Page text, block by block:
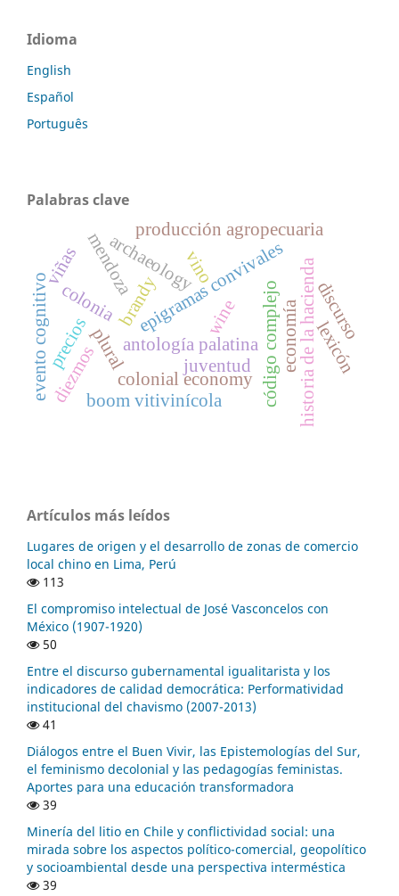
Idioma
English
Español
Português
Palabras clave
epigramas convivales
antología palatina
vino
código complejo
plural
wine
brandy
colonial economy
archaeology
colonia
precios economíahistoria de la hacienda
diezmos
producción agropecuaria
boom vitivinícola
mendoza
viñas
discurso
lexicón
evento cognitivo juventud
Artículos más leídos
Lugares de origen y el desarrollo de zonas de comercio
local chino en Lima, Perú
113
El compromiso intelectual de José Vasconcelos con
México (1907-1920)
50
Entre el discurso gubernamental igualitarista y los
indicadores de calidad democrática: Performatividad
institucional del chavismo (2007-2013)
41
Diálogos entre el Buen Vivir, las Epistemologías del Sur,
el feminismo decolonial y las pedagogías feministas.
Aportes para una educación transformadora
39
Minería del litio en Chile y conflictividad social: una
mirada sobre los aspectos político-comercial, geopolítico
y socioambiental desde una perspectiva interméstica
39